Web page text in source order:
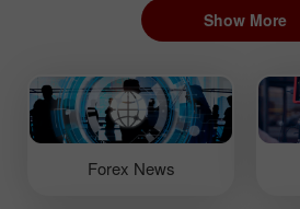
Show More
Forex News